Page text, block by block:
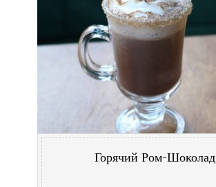
Горячий Ром-Шоколад